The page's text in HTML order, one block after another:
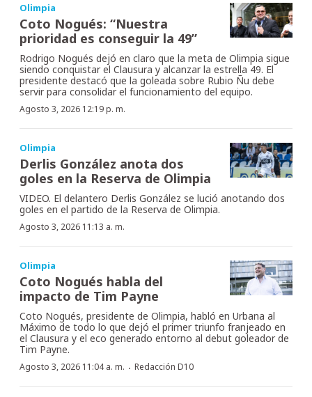
Olimpia
Coto Nogués: “Nuestra
prioridad es conseguir la 49”
Rodrigo Nogués dejó en claro que la meta de Olimpia sigue
siendo conquistar el Clausura y alcanzar la estrella 49. El
presidente destacó que la goleada sobre Rubio Ñu debe
servir para consolidar el funcionamiento del equipo.
Agosto 3, 2026 12:19 p. m.
Olimpia
Derlis González anota dos
goles en la Reserva de Olimpia
VIDEO. El delantero Derlis González se lució anotando dos
goles en el partido de la Reserva de Olimpia.
Agosto 3, 2026 11:13 a. m.
Olimpia
Coto Nogués habla del
impacto de Tim Payne
Coto Nogués, presidente de Olimpia, habló en Urbana al
Máximo de todo lo que dejó el primer triunfo franjeado en
el Clausura y el eco generado entorno al debut goleador de
Tim Payne.
Agosto 3, 2026 11:04 a. m. · Redacción D10